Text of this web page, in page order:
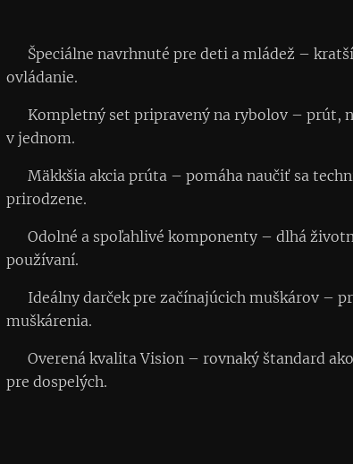
✅ Špeciálne navrhnuté pre deti a mládež –
ovládanie.
✅ Kompletný set pripravený na rybolov – prút,
v jednom.
✅ Mäkkšia akcia prúta – pomáha naučiť sa
prirodzene.
✅ Odolné a spoľahlivé komponenty – dlhá
používaní.
✅ Ideálny darček pre začínajúcich muškárov –
muškárenia.
✅ Overená kvalita Vision – rovnaký štandard
pre dospelých.